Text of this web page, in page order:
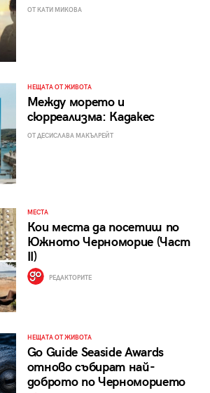
ОТ КАТИ МИКОВА
НЕЩАТА ОТ ЖИВОТА
Между морето и
сюрреализма: Кадакес
ОТ ДЕСИСЛАВА МАКЪЛРЕЙТ
МЕСТА
Кои места да посетиш по
Южното Черноморие (Част
II)
РЕДАКТОРИТЕ
НЕЩАТА ОТ ЖИВОТА
Go Guide Seaside Awards
отново събират най-
доброто по Черноморието